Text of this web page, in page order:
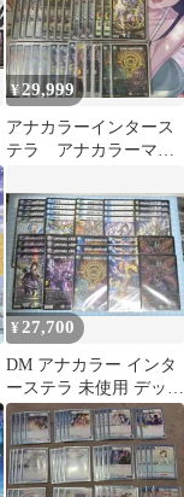
¥ 29,999
アナカラーインタース
テラ アナカラーマル
¥ 27,700
DM アナカラー インタ
ーステラ 未使用 デッキ
パーツ セット メルカリ
便